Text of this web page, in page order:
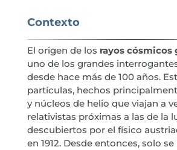
Contexto
El origen de los rayos cósmicos
uno de los grandes
desde hace más de 100 años.
partículas, hechos
y núcleos de helio que viajan a
relativistas próximas a las de la
descubiertos por el físico
en 1912. Desde entonces, solo